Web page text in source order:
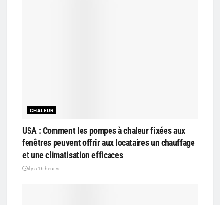
CHALEUR
USA : Comment les pompes à chaleur fixées aux
fenêtres peuvent offrir aux locataires un chauffage
et une climatisation efficaces
il y a 16 heures